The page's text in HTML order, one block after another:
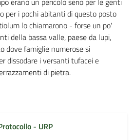
per i pochi abitanti di questo posto
lo chiamarono - forse un po'
della bassa valle, paese da lupi,
dove famiglie numerose si
dissodare i versanti tufacei e
di pietra.
- URP